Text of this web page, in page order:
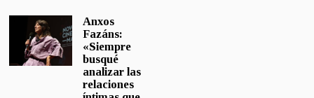
Anxos
Fazáns:
«Siempre
busqué
analizar las
relaciones